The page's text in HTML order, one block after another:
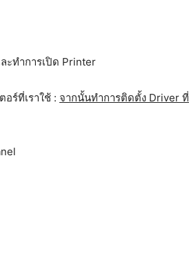
ะทำการเปิด Printer
ร์ที่เราใช้ : จากนั้นทำการติดตั้ง Driver ที่